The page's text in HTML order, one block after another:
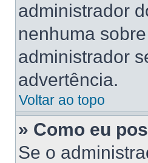
administrador
nenhuma
administrador
advertência.
Voltar ao topo
» Como eu
Se o